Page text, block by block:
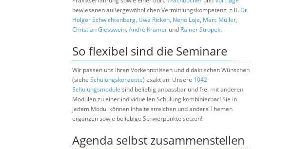
bewiesenen außergewöhnlichen Vermittlungskompetenz, z.B. Dr.
Holger Schwichtenberg, Uwe Ricken, Neno Loje, Marc Müller,
Christian Giesswein, André Krämer und Rainer Stropek.
So flexibel sind die Seminare
Wir passen uns Ihren Vorkenntnissen und didaktischen Wünschen
(siehe Schulungskonzepte) exakt an: Unsere 1042
Schulungsmodule sind beliebig anpassbar und frei mit anderen
Modulen zu einer individuellen Schulung kombinierbar! Sie in
jedem Modul können Inhalte streichen und andere Themen
ergänzen sowie beliebige Schwerpunkte setzen!
Agenda selbst zusammenstellen